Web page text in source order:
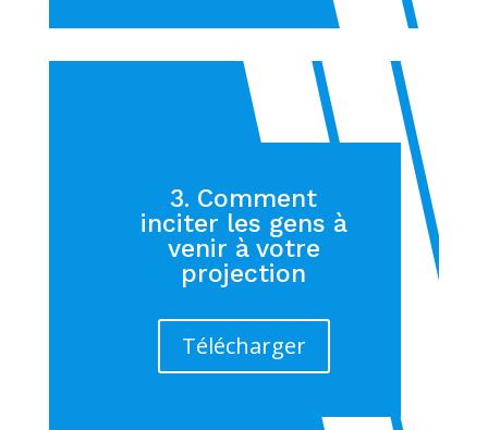
3. Comment
inciter les gens à
venir à votre
projection
Télécharger